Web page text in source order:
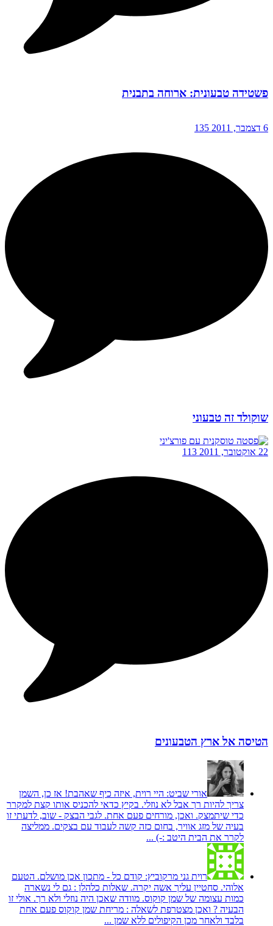
פשטידה טבעונית: ארוחה בתבנית
6 דצמבר, 2011 135
שוקולד זה טבעוני
22 אוקטובר, 2011 113
הטיסה אל ארץ הטבעונים
אורי שביט: היי רוית, איזה כיף שאהבת! אז כן, השמן
צריך להיות רך אבל לא נוזלי. בקיץ כדאי להכניס אותו קצת למקרר
כדי שיתמצק. ואכן, מורחים פעם אחת. לגבי הבצק - שוב, לדעתי זו
בעיה של מזג אוויר, בחום כזה קשה לעבוד עם בצקים. ממליצה
לקרר את הבית היטב :-) ...
רוית גני מרקוביץ: קודם כל - מתכון אכן מושלם. הטעם
אלוהי. סחטיין עליך אשה יקרה. שאלות כלהלן : גם לי נשארה
כמות עצומה של שמן קוקוס. מוודה שאכן היה נוזלי ולא רך. אולי זו
הבעיה ? ואכן מצטרפת לשאלה : מריחת שמן קוקוס פעם אחת
בלבד ולאחר מכן הקיפולים ללא שמן ...